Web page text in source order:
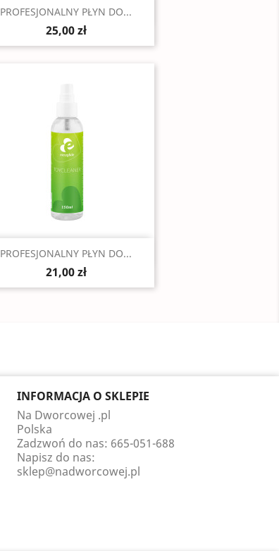
Szybki podgląd
PROFESJONALNY PŁYN DO...
25,00 zł
Szybki podgląd
PROFESJONALNY PŁYN DO...
21,00 zł
INFORMACJA O SKLEPIE
Na Dworcowej .pl
Polska
Zadzwoń do nas: 665-051-688
Napisz do nas:
sklep@nadworcowej.pl